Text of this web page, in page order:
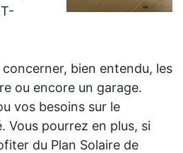
concerner, bien entendu, les
ou encore un garage.
vos besoins sur le
Vous pourrez en plus, si
du Plan Solaire de